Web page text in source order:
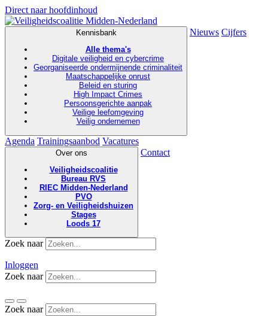
Direct naar hoofdinhoud
Kennisbank
Alle thema's
Digitale veiligheid en cybercrime
Georganiseerde ondermijnende criminaliteit
Maatschappelijke onrust
Beleid en sturing
High Impact Crimes
Persoonsgerichte aanpak
Veilige leefomgeving
Veilig ondernemen
Nieuws Cijfers
Agenda Trainingsaanbod Vacatures
Over ons
Veiligheidscoalitie
Bureau RVS
RIEC Midden-Nederland
PVO
Zorg- en Veiligheidshuizen
Stages
Loods 17
Contact
Zoek naar
Inloggen
Zoek naar
Zoek naar